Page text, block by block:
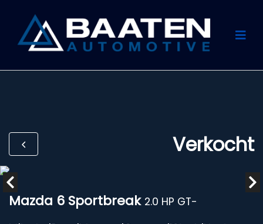
Verkocht
Mazda 6 Sportbreak 2.0 HP GT-